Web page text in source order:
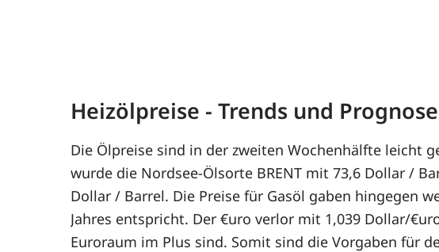
Heizölpreise - Trends und
Die Ölpreise sind in der zweiten Wochenhälfte leicht
wurde die Nordsee-Ölsorte BRENT mit 73,6 Dollar /
Dollar / Barrel. Die Preise für Gasöl gaben hingegen
Jahres entspricht. Der €uro verlor mit 1,039 Dollar/
Euroraum im Plus sind. Somit sind die Vorgaben für